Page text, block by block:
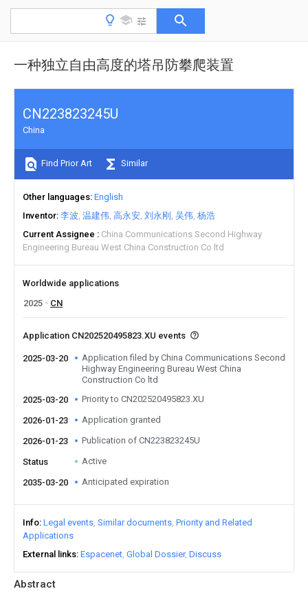
一种独立自由高度的塔吊防攀爬装置
Abstract
CN223823245U
China
Find Prior Art Similar
Other languages English
Inventor 李波 温建伟 高永安 刘永刚 吴伟 杨浩
Current Assignee
China Communications Second Highway
Engineering Bureau West China Construction Co ltd
Worldwide applications
2025
CN
Application CN202520495823.XU events
2025-03-20
Application filed by China Communications Second
Highway Engineering Bureau West China
Construction Co ltd
2025-03-20
Priority to CN202520495823.XU
2026-01-23 Application granted
2026-01-23 Publication of CN223823245U
Status Active
2035-03-20 Anticipated expiration
Info Legal events Similar documents Priority and Related
Applications
External links Espacenet Global Dossier Discuss